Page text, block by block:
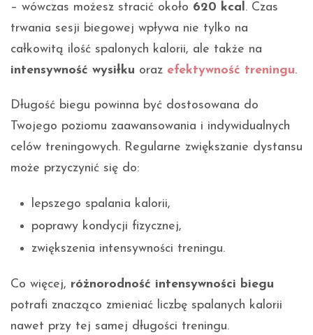
– wówczas możesz stracić około 620 kcal. Czas
trwania sesji biegowej wpływa nie tylko na
całkowitą ilość spalonych kalorii, ale także na
intensywność wysiłku oraz efektywność treningu.
Długość biegu powinna być dostosowana do
Twojego poziomu zaawansowania i indywidualnych
celów treningowych. Regularne zwiększanie dystansu
może przyczynić się do:
lepszego spalania kalorii,
poprawy kondycji fizycznej,
zwiększenia intensywności treningu.
Co więcej, różnorodność intensywności biegu
potrafi znacząco zmieniać liczbę spalanych kalorii
nawet przy tej samej długości treningu.